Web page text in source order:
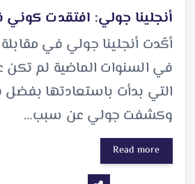
أنجلينا جولي: افتقدت كوني
أكّدت أنجلينا جولي في
في السنوات الماضية لم تكن
التي بدأت باستعادتها بفضل
وكشفت جولي عن سبب…
Read more